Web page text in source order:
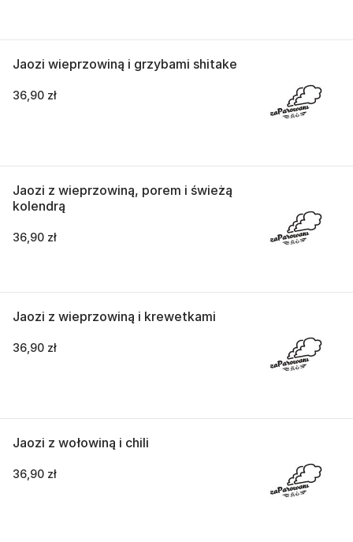
Jaozi wieprzowiną i grzybami shitake
36,90 zł
Jaozi z wieprzowiną, porem i świeżą
kolendrą
36,90 zł
Jaozi z wieprzowiną i krewetkami
36,90 zł
Jaozi z wołowiną i chili
36,90 zł